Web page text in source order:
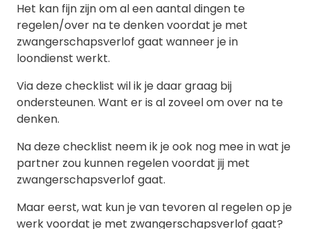
Het kan fijn zijn om al een aantal dingen te
regelen/over na te denken voordat je met
zwangerschapsverlof gaat wanneer je in
loondienst werkt.
Via deze checklist wil ik je daar graag bij
ondersteunen. Want er is al zoveel om over na te
denken.
Na deze checklist neem ik je ook nog mee in wat je
partner zou kunnen regelen voordat jij met
zwangerschapsverlof gaat.
Maar eerst, wat kun je van tevoren al regelen op je
werk voordat je met zwangerschapsverlof gaat?